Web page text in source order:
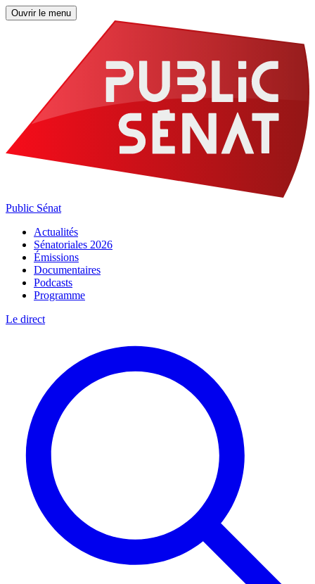
Ouvrir le menu
Public Sénat
Actualités
Sénatoriales 2026
Émissions
Documentaires
Podcasts
Programme
Le direct